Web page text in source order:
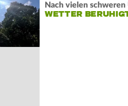
Nach vielen
WETTER